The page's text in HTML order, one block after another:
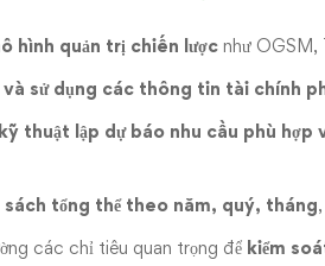
hình quản trị chiến lược như OGSM,
sử dụng các thông tin tài chính
thuật lập dự báo nhu cầu phù hợp
sách tổng thể theo năm, quý, tháng
các chỉ tiêu quan trọng để kiểm